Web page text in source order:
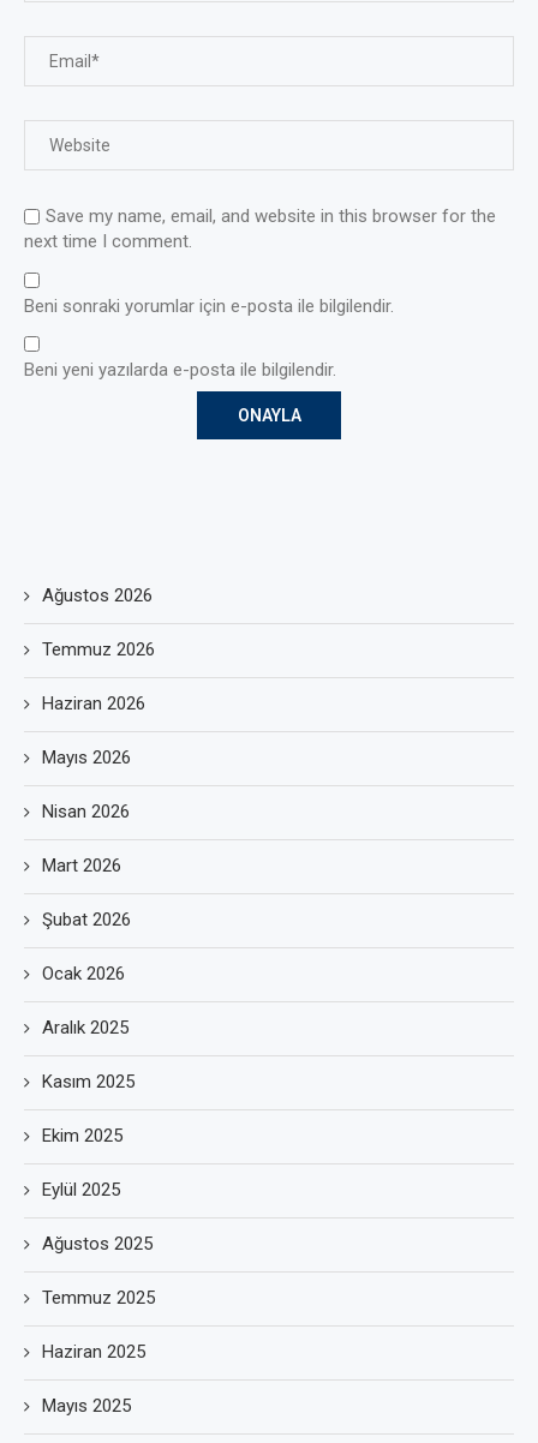
Save my name, email, and website in this browser for the
next time I comment.
Beni sonraki yorumlar için e-posta ile bilgilendir.
Beni yeni yazılarda e-posta ile bilgilendir.
Ağustos 2026
Temmuz 2026
Haziran 2026
Mayıs 2026
Nisan 2026
Mart 2026
Şubat 2026
Ocak 2026
Aralık 2025
Kasım 2025
Ekim 2025
Eylül 2025
Ağustos 2025
Temmuz 2025
Haziran 2025
Mayıs 2025